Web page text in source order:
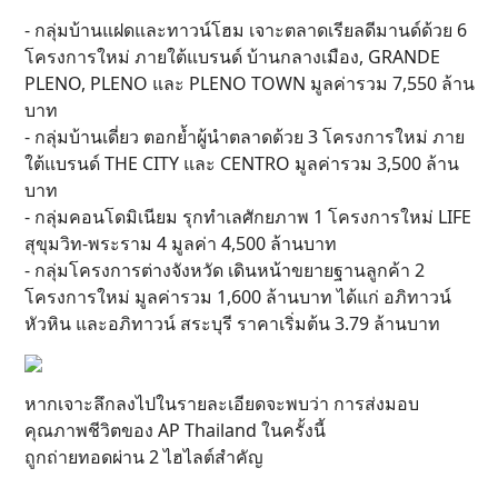
- กลุ่มบ้านแฝดและทาวน์โฮม เจาะตลาดเรียลดีมานด์ด้วย 6
โครงการใหม่ ภายใต้แบรนด์ บ้านกลางเมือง, GRANDE
PLENO, PLENO และ PLENO TOWN มูลค่ารวม 7,550 ล้าน
บาท
- กลุ่มบ้านเดี่ยว ตอกย้ำผู้นำตลาดด้วย 3 โครงการใหม่ ภาย
ใต้แบรนด์ THE CITY และ CENTRO มูลค่ารวม 3,500 ล้าน
บาท
- กลุ่มคอนโดมิเนียม รุกทำเลศักยภาพ 1 โครงการใหม่ LIFE
สุขุมวิท-พระราม 4 มูลค่า 4,500 ล้านบาท
- กลุ่มโครงการต่างจังหวัด เดินหน้าขยายฐานลูกค้า 2
โครงการใหม่ มูลค่ารวม 1,600 ล้านบาท ได้แก่ อภิทาวน์
หัวหิน และอภิทาวน์ สระบุรี ราคาเริ่มต้น 3.79 ล้านบาท
หากเจาะลึกลงไปในรายละเอียดจะพบว่า การส่งมอบ
คุณภาพชีวิตของ AP Thailand ในครั้งนี้
ถูกถ่ายทอดผ่าน 2 ไฮไลต์สำคัญ